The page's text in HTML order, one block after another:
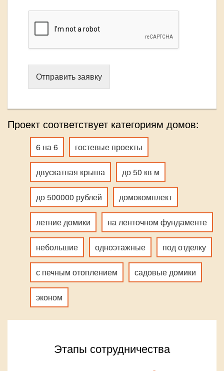
Отправить заявку
Проект соответствует категориям домов:
6 на 6 гостевые проекты
двускатная крыша до 50 кв м
до 500000 рублей домокомплект
летние домики на ленточном фундаменте
небольшие одноэтажные под отделку
с печным отоплением садовые домики
эконом
Этапы сотрудничества